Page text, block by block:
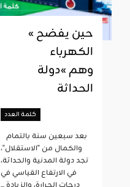
« حين يفضح
الكهرباء
وهم »دولة
الحداثة
كلمة العدد
والكمال من "الاستقلال"،
تجد دولة المدنية والحداثة،
في الارتفاع القياسي في